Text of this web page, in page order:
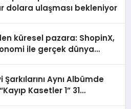
dolara ulaşması bekleniyor
küresel pazara: ShopinX,
ile gerçek dünya
Şarkılarını Aynı Albümde
Kasetler 1” 31